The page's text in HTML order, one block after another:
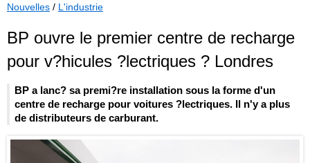
Nouvelles / L'industrie
BP ouvre le premier centre de recharge
pour v?hicules ?lectriques ? Londres
BP a lanc? sa premi?re installation sous la forme d'un
centre de recharge pour voitures ?lectriques. Il n'y a plus
de distributeurs de carburant.